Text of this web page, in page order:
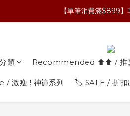
【單筆消費滿$899】
類 Recommended ⬆︎⬆︎ / 推
/ 激瘦 ! 神褲系列 🏷️ SALE / 折扣